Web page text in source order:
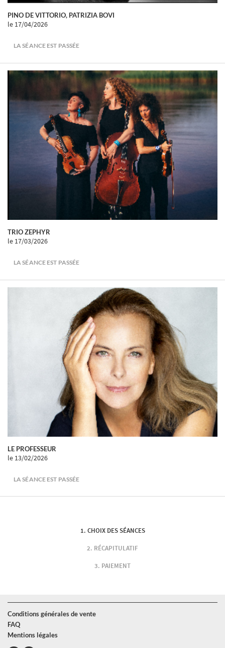
PINO DE VITTORIO, PATRIZIA BOVI
le 17/04/2026
LA SÉANCE EST PASSÉE
TRIO ZEPHYR
le 17/03/2026
LA SÉANCE EST PASSÉE
LE PROFESSEUR
le 13/02/2026
LA SÉANCE EST PASSÉE
CHOIX DES SÉANCES
RÉCAPITULATIF
PAIEMENT
Conditions générales de vente
FAQ
Mentions légales